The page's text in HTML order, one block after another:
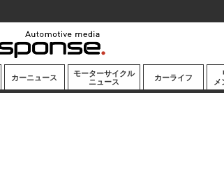
カーニュース
モーターサイクル
ニュース
カーライフ
メ